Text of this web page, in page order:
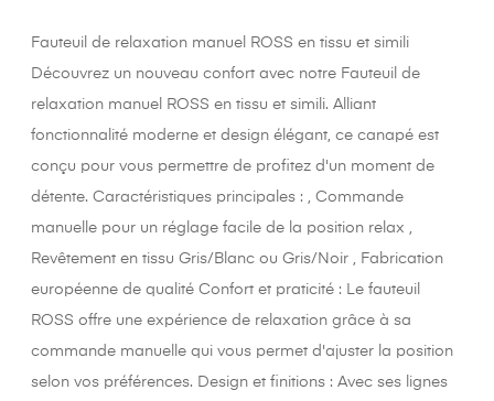
Fauteuil de relaxation manuel ROSS en tissu et simili
Découvrez un nouveau confort avec notre Fauteuil de
relaxation manuel ROSS en tissu et simili. Alliant
fonctionnalité moderne et design élégant, ce canapé est
conçu pour vous permettre de profitez d'un moment de
détente. Caractéristiques principales : , Commande
manuelle pour un réglage facile de la position relax ,
Revêtement en tissu Gris/Blanc ou Gris/Noir , Fabrication
européenne de qualité Confort et praticité : Le fauteuil
ROSS offre une expérience de relaxation grâce à sa
commande manuelle qui vous permet d'ajuster la position
selon vos préférences. Design et finitions : Avec ses lignes